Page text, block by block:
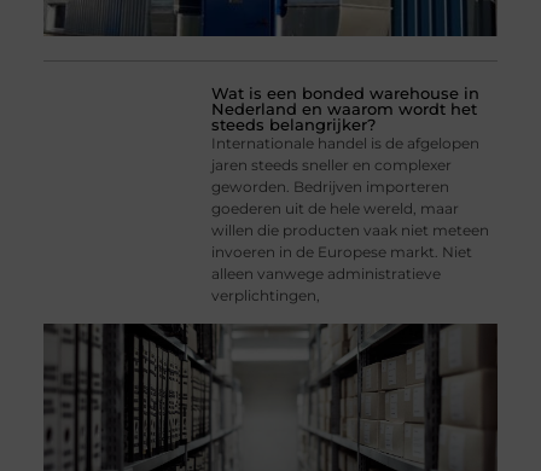
Wat is een bonded warehouse in
Nederland en waarom wordt het
steeds belangrijker?
Internationale handel is de afgelopen
jaren steeds sneller en complexer
geworden. Bedrijven importeren
goederen uit de hele wereld, maar
willen die producten vaak niet meteen
invoeren in de Europese markt. Niet
alleen vanwege administratieve
verplichtingen,